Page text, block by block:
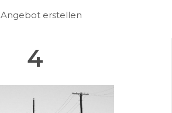
Angebot erstellen
4